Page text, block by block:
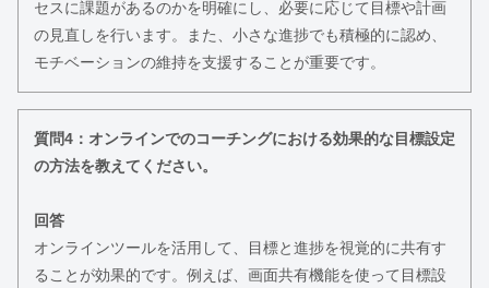
セスに課題があるのかを明確にし、必要に応じて目標や計画
の見直しを行います。また、小さな進捗でも積極的に認め、
モチベーションの維持を支援することが重要です。
質問4：オンラインでのコーチングにおける効果的な目標設定
の方法を教えてください。
回答
オンラインツールを活用して、目標と進捗を視覚的に共有す
ることが効果的です。例えば、画面共有機能を使って目標設